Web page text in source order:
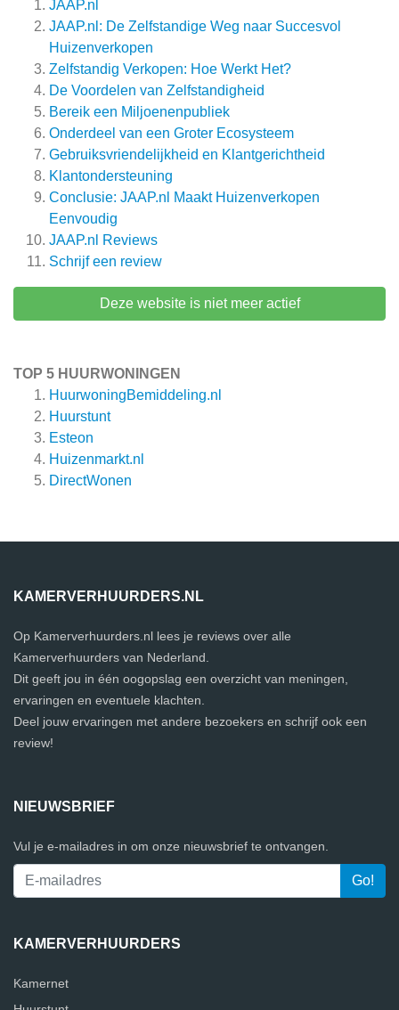
JAAP.nl
JAAP.nl: De Zelfstandige Weg naar Succesvol
Huizenverkopen
Zelfstandig Verkopen: Hoe Werkt Het?
De Voordelen van Zelfstandigheid
Bereik een Miljoenenpubliek
Onderdeel van een Groter Ecosysteem
Gebruiksvriendelijkheid en Klantgerichtheid
Klantondersteuning
Conclusie: JAAP.nl Maakt Huizenverkopen
Eenvoudig
JAAP.nl
Reviews
Schrijf een review
Deze website is niet meer actief
TOP 5 HUURWONINGEN
HuurwoningBemiddeling.nl
Huurstunt
Esteon
Huizenmarkt.nl
DirectWonen
KAMERVERHUURDERS.NL
Op Kamerverhuurders.nl lees je reviews over alle
Kamerverhuurders van Nederland.
Dit geeft jou in één oogopslag een overzicht van meningen,
ervaringen en eventuele klachten.
Deel jouw ervaringen met andere bezoekers en schrijf ook een
review!
NIEUWSBRIEF
Vul je e-mailadres in om onze nieuwsbrief te ontvangen.
KAMERVERHUURDERS
Kamernet